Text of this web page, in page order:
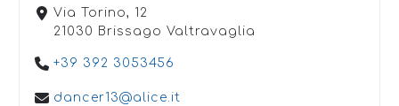
Via Torino, 12
21030 Brissago Valtravaglia
+39 392 3053456
dancer13@alice.it